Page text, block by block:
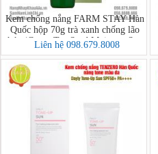
Kem chống nắng FARM STAY Hàn
Quốc hộp 70g trà xanh chống lão
hóa (Green Tea Seed Moisture Sun
Cream SPF50+ PA+++)
Liên hệ 098.679.8008